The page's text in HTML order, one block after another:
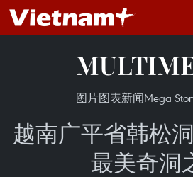
图片图表新闻Mega
越南广平省韩松
最美奇洞